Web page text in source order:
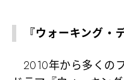
『ウォーキング・
2010年から多くの